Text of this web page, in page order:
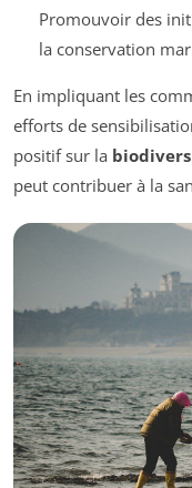
Promouvoir des
la conservation
En impliquant les
efforts de
positif sur la
peut contribuer à la